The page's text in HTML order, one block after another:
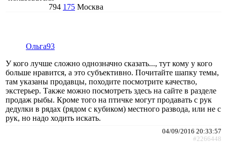
794 175 Москва
Ольга93
У кого лучше сложно однозначно сказать..., тут кому у кого
больше нравится, а это субъективно. Почитайте шапку темы,
там указаны продавцы, походите посмотрите качество,
экстерьер. Также можно посмотреть здесь на сайте в разделе
продаж рыбы. Кроме того на птичке могут продавать с рук
дедулки в рядах (рядом с кубиком) местного развода, или не с
рук, но надо ходить искать.
04/09/2016 20:33:57
#2266448